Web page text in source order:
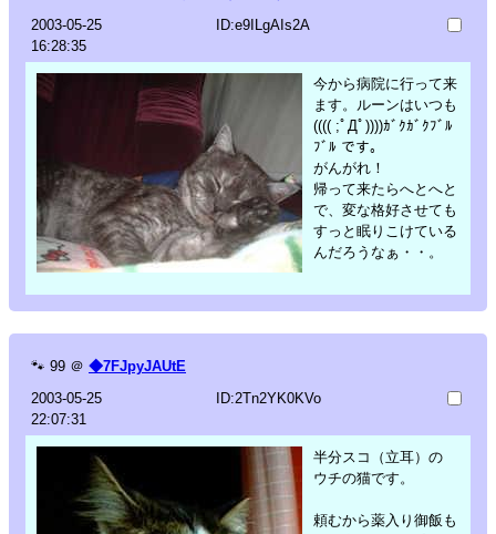
2003-05-25
16:28:35
ID:e9ILgAIs2A
今から病院に行って来
ます。ルーンはいつも
(((( ;ﾟДﾟ))))ｶﾞｸｶﾞｸﾌﾞﾙ
ﾌﾞﾙ です。
がんがれ！
帰って来たらへとへと
で、変な格好させても
すっと眠りこけている
んだろうなぁ・・。
🐾 99 ＠ ◆7FJpyJAUtE
2003-05-25
22:07:31
ID:2Tn2YK0KVo
半分スコ（立耳）の
ウチの猫です。
頼むから薬入り御飯も